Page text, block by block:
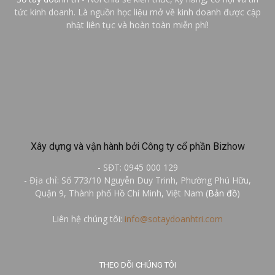
tức kinh doanh. Là nguồn học liệu mở về kinh doanh được cập
nhật liên tục và hoàn toàn miễn phí!
Xây dựng và vận hành bởi Công ty cổ phần Bizhow
- SĐT: 0945 000 129
- Địa chỉ: Số 773/10 Nguyễn Duy Trinh, Phường Phú Hữu,
Quận 9, Thành phố Hồ Chí Minh, Việt Nam (Bản đồ)
Liên hệ chúng tôi: info@sotaydoanhtri.com
THEO DÕI CHÚNG TÔI